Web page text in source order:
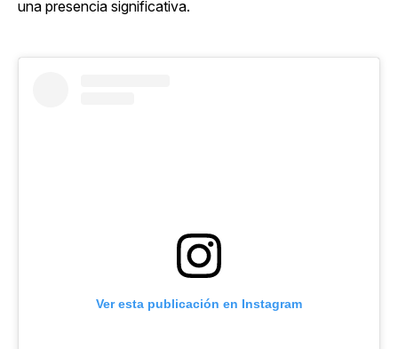
una presencia significativa.
Ver esta publicación en Instagram